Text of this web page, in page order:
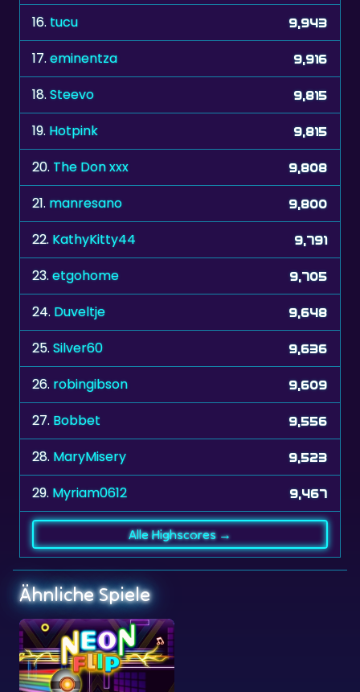
17. eminentza 9,916
18. Steevo 9,815
19. Hotpink 9,815
20.The Don xxx 9,808
21. manresano 9,800
22.KathyKitty44 9,791
23. etgohome 9,705
24.Duveltje 9,648
25. Silver60 9,636
26. robingibson 9,609
27. Bobbet 9,556
28. MaryMisery 9,523
29. Myriam0612 9,467
Ähnliche Spiele